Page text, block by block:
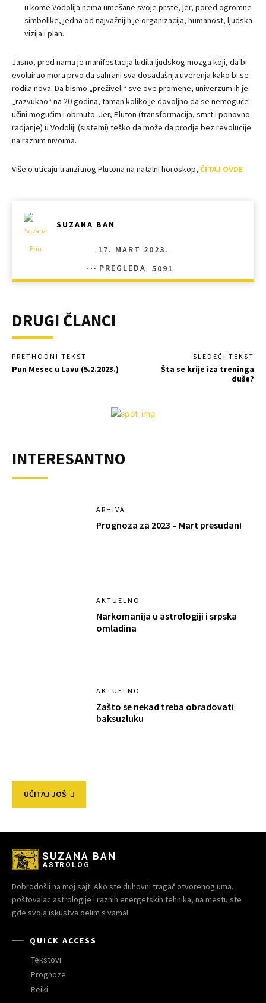
u kome Vodolija nema umešane svoje prste, jer, pored ogromne
simbolike, jedna od najvažnijih je organizacija, humanost, ljudska
vizija i plan.
Jasno, pred nama je manifestacija ludila ljudskog mozga koji, da bi
evoluirao mora prvo da sahrani sva dosadašnja uverenja kako bi se
rodila nova. Da bismo „preživeli“ sve ove promene, univerzum ih je
„razvukao“ na 20 godina, taman koliko je dovoljno da se nemoguće
učini mogućim i obrnuto. Jer, Pluton (transformacija, smrt i ponovno
radjanje) u Vodoliji (sistemi) teško da može da prodje bez revolucije
na raznim nivoima.
Više o uticaju tranzitnog Plutona na natalni horoskop, ČITAJ OVDE
SUZANA BAN
17. MART 2023.
PREGLEDA
5091
DRUGI ČLANCI
PRETHODNI TEKST
Pun Mesec u Lavu (5.2.2023.)
SLEDEĆI TEKST
Šta se krije iza treninga
duše?
INTERESANTNO
ARHIVA
Prognoza za 2023 – Mart presudan!
AKTUELNO
Narkomanija u astrologiji i srpska
omladina
AKTUELNO
Zašto se nekad treba obradovati
baksuzluku
UČITAJ JOŠ
SUZANA BAN
ASTROLOG
Dobrodošli na moj sajt! Ako ste duhovni tragač otvorenog uma,
poštovalac astrologije i raznih energetskih tehnika, na mestu ste
gde svoja iskustva delim s vama!
QUICK ACCESS
Tekstovi
Prognoze
Reiki